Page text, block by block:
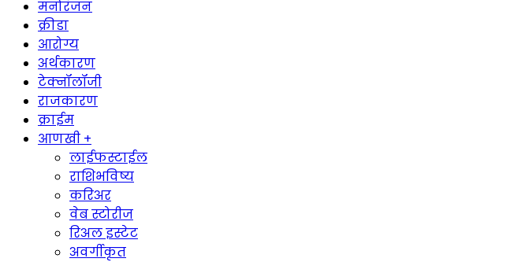
मनोरंजन
क्रीडा
आरोग्य
अर्थकारण
टेक्नॉलॉजी
राजकारण
क्राईम
आणखी +
लाईफस्टाईल
राशिभविष्य
करिअर
वेब स्टोरीज
रिअल इस्टेट
अवर्गीकृत